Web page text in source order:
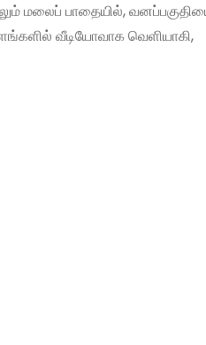
மலைப் பாதையில்,
வீடியோவாக வெளியாகி,